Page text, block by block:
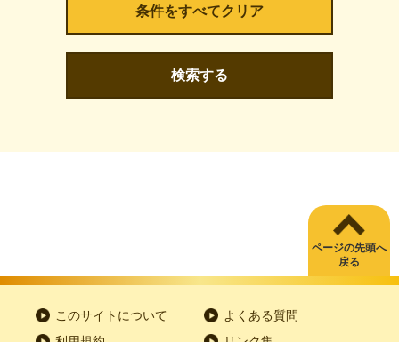
検索する
ページの先頭へ
戻る
このサイトについて
よくある質問